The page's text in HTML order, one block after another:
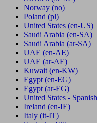
Norway (no)
Poland (pl)
United States (en-US)
Saudi Arabia (en-SA)
Saudi Arabia (ar-SA)
UAE (en-AE)
UAE (ar-AE)
Kuwait (en-KW)
Egypt (en-EG)
Egypt (ar-EG)
United States - Spanish
Ireland (en-IE)
Italy (it-IT)